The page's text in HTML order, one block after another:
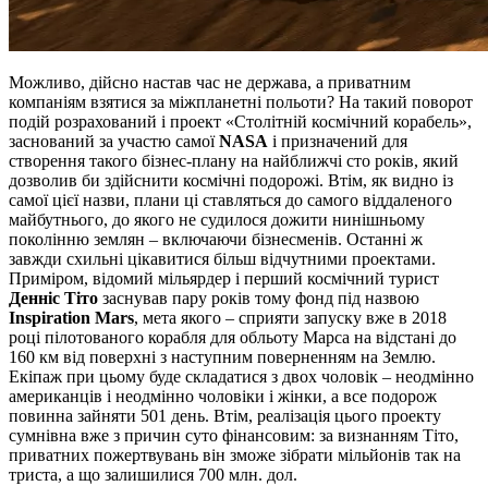
Можливо, дійсно настав час не держава, а приватним
компаніям взятися за міжпланетні польоти? На такий поворот
подій розрахований і проект «Столітній космічний корабель»,
заснований за участю самоїNASA і призначений для
створення такого бізнес-плану на найближчі сто років, який
дозволив би здійснити космічні подорожі. Втім, як видно із
самої цієї назви, плани ці ставляться до самого віддаленого
майбутнього, до якого не судилося дожити нинішньому
поколінню землян – включаючи бізнесменів. Останні ж
завжди схильні цікавитися більш відчутними проектами.
Приміром, відомий мільярдер і перший космічний турист
Денніс Тіто заснував пару років тому фонд під назвою
Inspiration Mars, мета якого – сприяти запуску вже в 2018
році пілотованого корабля для обльоту Марса на відстані до
160 км від поверхні з наступним поверненням на Землю.
Екіпаж при цьому буде складатися з двох чоловік – неодмінно
американців і неодмінно чоловіки і жінки, а все подорож
повинна зайняти 501 день. Втім, реалізація цього проекту
сумнівна вже з причин суто фінансовим: за визнанням Тіто,
приватних пожертвувань він зможе зібрати мільйонів так на
триста, а що залишилися 700 млн. дол.